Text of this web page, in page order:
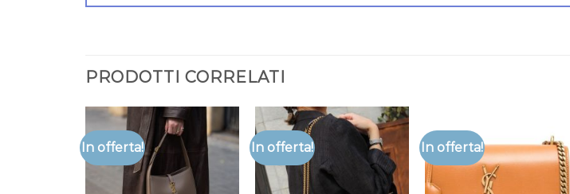
PRODOTTI CORRELATI
In offerta! In offerta! In offerta!